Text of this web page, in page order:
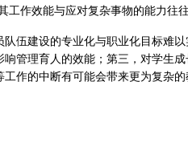
作效能与应对复杂事物的能力往往
伍建设的专业化与职业化目标难
管理育人的效能；第三，对学生
作的中断有可能会带来更为复杂